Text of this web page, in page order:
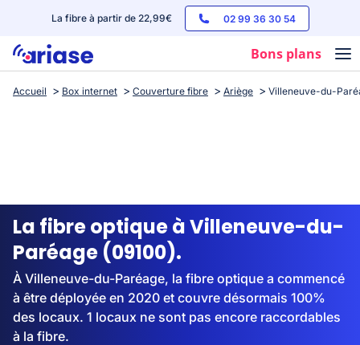
La fibre à partir de 22,99€ 02 99 36 30 54
Bons plans
Box internet
Streaming
Accueil Box internet Couverture fibre Ariège Villeneuve-du-
La fibre optique à Villeneuve-du-
Paréage (09100).
À Villeneuve-du-Paréage, la fibre optique a commencé
à être déployée en 2020 et couvre désormais 100%
des locaux. 1 locaux ne sont pas encore raccordables
à la fibre.